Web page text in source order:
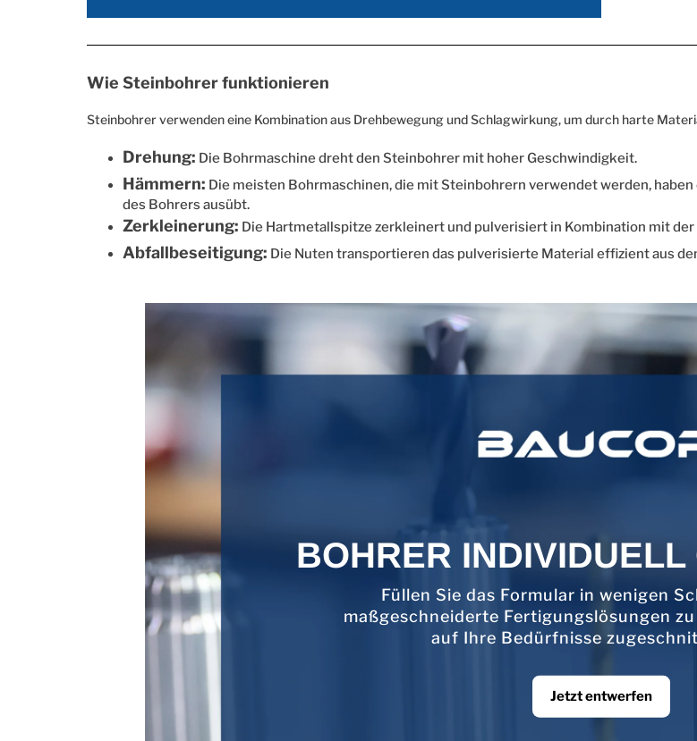
Wie Steinbohrer funktionieren
Steinbohrer verwenden eine Kombination aus Drehbewegung und Schlagwirkung, um durch harte
Drehung: Die Bohrmaschine dreht den Steinbohrer mit hoher Geschwindigkeit.
Hämmern: Die meisten Bohrmaschinen, die mit Steinbohrern verwendet werden,
des Bohrers ausübt.
Zerkleinerung: Die Hartmetallspitze zerkleinert und pulverisiert in Kombination mit
Abfallbeseitigung: Die Nuten transportieren das pulverisierte Material effizient aus
BOHRER INDIVIDUELL
Füllen Sie das Formular in wenigen
maßgeschneiderte Fertigungslösungen
auf Ihre Bedürfnisse
Jetzt entwerfen